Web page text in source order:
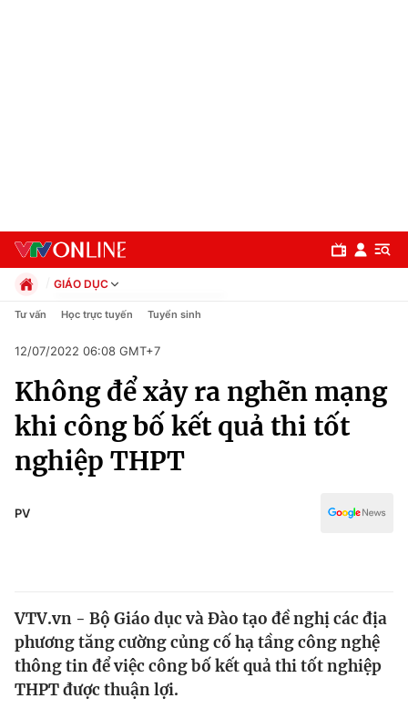
Chuyên mục
Chính trị
Xã hội
Pháp luật
Thế giới
Tin tức
Thế giới đó đây
Kinh tế
GIÁO DỤC
Chính trị
Pháp luật
Kinh tế
Thể thao
Truyền hình
Văn hóa - Giải trí
Y tế
Tư vấn Học trực tuyến Tuyển sinh
12/07/2022 06:08 GMT+7
Không để xảy ra nghẽn mạng
khi công bố kết quả thi tốt
nghiệp THPT
PV
VTV.vn - Bộ Giáo dục và Đào tạo đề nghị các địa
phương tăng cường củng cố hạ tầng công nghệ
thông tin để việc công bố kết quả thi tốt nghiệp
THPT được thuận lợi.